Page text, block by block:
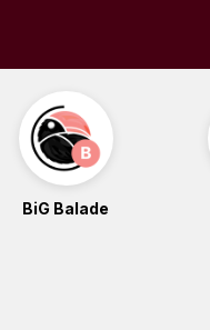
BiG Balade